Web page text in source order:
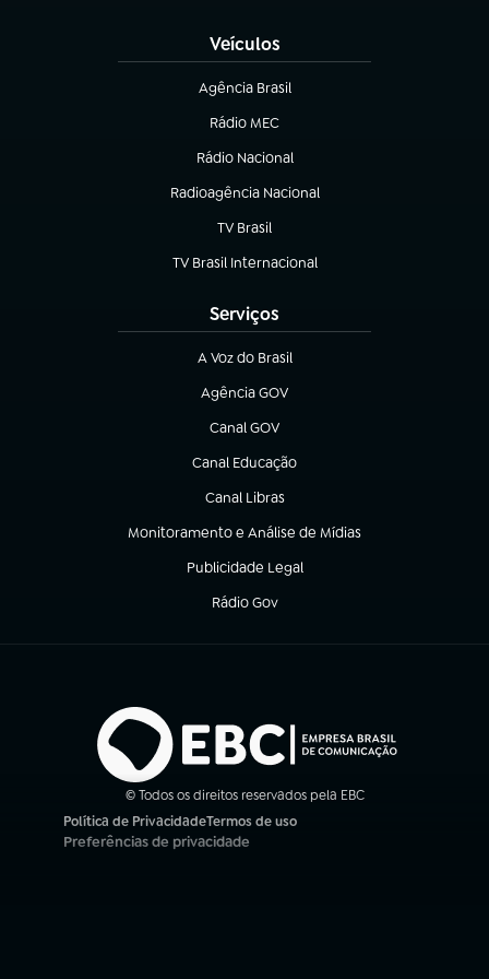
Veículos
Agência Brasil
(abre em nova aba)
Rádio MEC
Rádio Nacional
(abre em nova aba)
Radioagência Nacional
(abre em nova aba)
TV Brasil
(abre em nova aba)
TV Brasil Internacional
(abre em nova aba)
Serviços
A Voz do Brasil
(abre em nova aba)
Agência GOV
(abre em nova aba)
Canal GOV
(abre em nova aba)
Canal Educação
(abre em nova aba)
Canal Libras
(abre em nova aba)
Monitoramento e Análise de Mídias
(abre em nova aba)
Publicidade Legal
(abre em nova aba)
Rádio Gov
(abre em nova aba)
© Todos os direitos reservados pela EBC
Política de Privacidade
(abre em nova aba)
Termos de uso
(abre em nova aba)
Preferências de privacidade